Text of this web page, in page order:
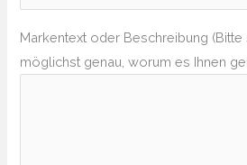
Markentext oder Beschreibung (Bitte
möglichst genau, worum es Ihnen